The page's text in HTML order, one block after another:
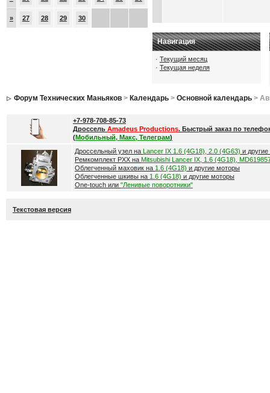
» 27 28 29 30
Навигация
· Текущий месяц
· Текущая неделя
Форум Технических Маньяков> Календарь> Основной календарь>
+7-978-708-85-73
Дроссель Amadeus Productions. Быстрый заказ по
(Мобильный, Макс, Телеграм)
Дроссельный узел на Lancer IX 1.6 (4G18), 2.0 (4G63) и
Ремкомплект РХХ на Mitsubishi Lancer IX, 1.6 (4G18),
Облегченный маховик на 1.6 (4G18) и другие моторы
Облегченные шкивы на 1.6 (4G18) и другие моторы
One-touch или "Ленивые поворотники"
Текстовая версия